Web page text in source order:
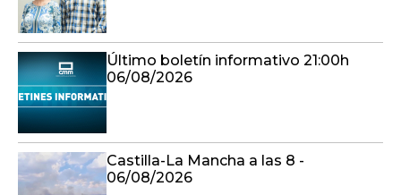
Último boletín informativo 21:00h
06/08/2026
Castilla-La Mancha a las 8 -
06/08/2026